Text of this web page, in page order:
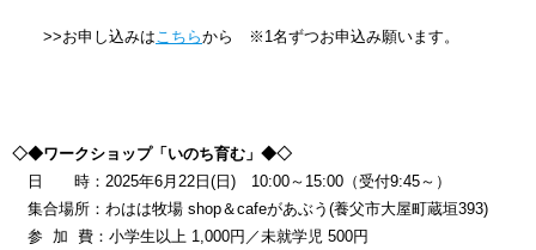
>>お申し込みはこちらから ※1名ずつお申込み願います。
◇◆ワークショップ「いのち育む」◆◇
日 時：2025年6月22日(日) 10:00～15:00（受付9:45～）
集合場所：わはは牧場 shop＆cafeがあぶう(養父市大屋町蔵垣393)
参 加 費：小学生以上 1,000円／未就学児 500円